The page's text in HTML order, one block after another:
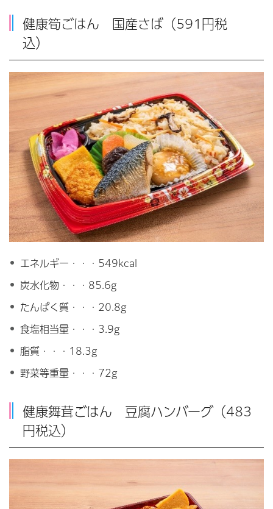
健康筍ごはん 国産さば（591円税
込）
エネルギー・・・549kcal
炭水化物・・・85.6g
たんぱく質・・・20.8g
食塩相当量・・・3.9g
脂質・・・18.3g
野菜等重量・・・72g
健康舞茸ごはん 豆腐ハンバーグ（483
円税込）